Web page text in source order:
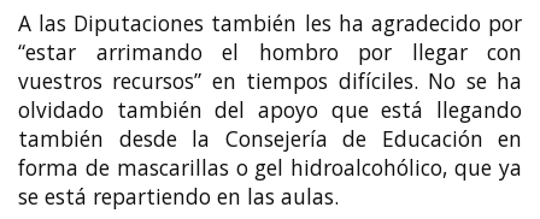
A las Diputaciones también les ha agradecido por
“estar arrimando el hombro por llegar con
vuestros recursos” en tiempos difíciles. No se ha
olvidado también del apoyo que está llegando
también desde la Consejería de Educación en
forma de mascarillas o gel hidroalcohólico, que ya
se está repartiendo en las aulas.